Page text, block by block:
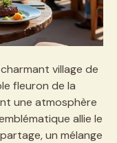
village de
fleuron de la
une atmosphère
allie le
un mélange